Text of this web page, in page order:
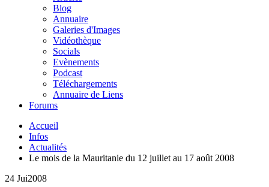
Blog
Annuaire
Galeries d'Images
Vidéothèque
Socials
Evènements
Podcast
Téléchargements
Annuaire de Liens
Forums
Accueil
Infos
Actualités
Le mois de la Mauritanie du 12 juillet au 17 août 2008
24 Jui2008